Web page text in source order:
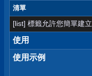
清單
[list] 標籤允許您簡單建
使用
使用示例